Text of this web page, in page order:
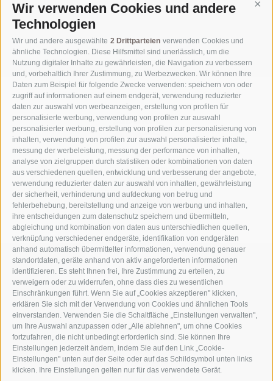
Wir verwenden Cookies und andere
Technologien
Wir und andere ausgewählte 2 Drittparteien verwenden Cookies und
ähnliche Technologien. Diese Hilfsmittel sind unerlässlich, um die
Nutzung digitaler Inhalte zu gewährleisten, die Navigation zu verbessern
und, vorbehaltlich Ihrer Zustimmung, zu Werbezwecken. Wir können Ihre
Daten zum Beispiel für folgende Zwecke verwenden: speichern von oder
zugriff auf informationen auf einem endgerät, verwendung reduzierter
daten zur auswahl von werbeanzeigen, erstellung von profilen für
personalisierte werbung, verwendung von profilen zur auswahl
personalisierter werbung, erstellung von profilen zur personalisierung von
inhalten, verwendung von profilen zur auswahl personalisierter inhalte,
messung der werbeleistung, messung der performance von inhalten,
analyse von zielgruppen durch statistiken oder kombinationen von daten
aus verschiedenen quellen, entwicklung und verbesserung der angebote,
verwendung reduzierter daten zur auswahl von inhalten, gewährleistung
der sicherheit, verhinderung und aufdeckung von betrug und
fehlerbehebung, bereitstellung und anzeige von werbung und inhalten,
ihre entscheidungen zum datenschutz speichern und übermitteln,
abgleichung und kombination von daten aus unterschiedlichen quellen,
verknüpfung verschiedener endgeräte, identifikation von endgeräten
anhand automatisch übermittelter informationen, verwendung genauer
standortdaten, geräte anhand von aktiv angeforderten informationen
identifizieren. Es steht Ihnen frei, Ihre Zustimmung zu erteilen, zu
verweigern oder zu widerrufen, ohne dass dies zu wesentlichen
Einschränkungen führt. Wenn Sie auf „Cookies akzeptieren" klicken,
erklären Sie sich mit der Verwendung von Cookies und ähnlichen Tools
einverstanden. Verwenden Sie die Schaltfläche „Einstellungen verwalten",
um Ihre Auswahl anzupassen oder „Alle ablehnen", um ohne Cookies
fortzufahren, die nicht unbedingt erforderlich sind. Sie können Ihre
Einstellungen jederzeit ändern, indem Sie auf den Link „Cookie-
Einstellungen" unten auf der Seite oder auf das Schildsymbol unten links
klicken. Ihre Einstellungen gelten nur für das verwendete Gerät.
Cookie-Richtlinie Privacy Cookie Präferenzen IT 00818260218
Teil der alpinen Welt3 Zinnen Dolomiten